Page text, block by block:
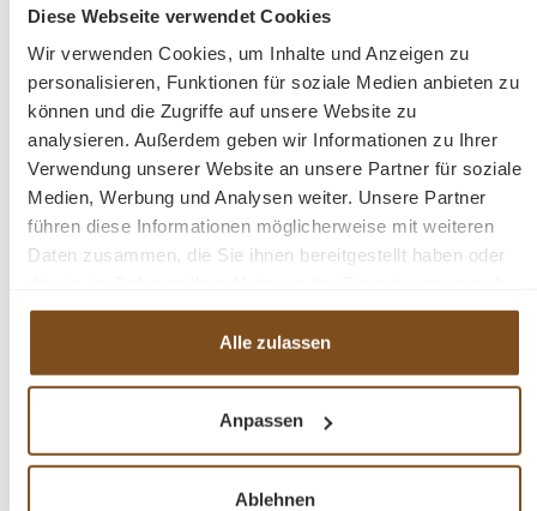
Diese Webseite verwendet Cookies
Wir verwenden Cookies, um Inhalte und Anzeigen zu
personalisieren, Funktionen für soziale Medien anbieten zu
können und die Zugriffe auf unsere Website zu
analysieren. Außerdem geben wir Informationen zu Ihrer
Verwendung unserer Website an unsere Partner für soziale
Medien, Werbung und Analysen weiter. Unsere Partner
führen diese Informationen möglicherweise mit weiteren
Daten zusammen, die Sie ihnen bereitgestellt haben oder
haben.
Alle zulassen
Anpassen
Ablehnen
In den Warenkorb
Rabatt
-36%